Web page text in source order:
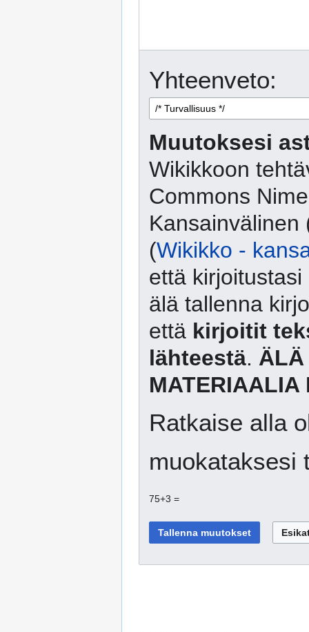
Yhteenveto:
Muutoksesi
Wikikkoon
Commons
Kansainvälinen
(Wikikko -
että
älä tallenna
että kirjoitit
lähteestä. ÄLÄ
MATERIAALIA
Ratkaise alla
muokataksesi
75+3 =